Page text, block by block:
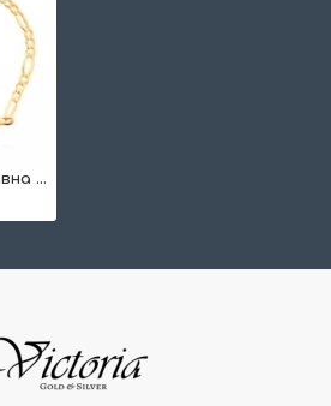
Златна детска гривна New Baby